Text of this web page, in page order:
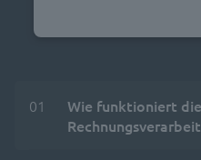
01
Wie funktioniert